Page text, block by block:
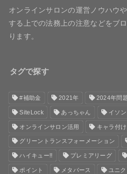
オンラインサロンの運営ノウハウ
する上での法務上の注意などをブ
ります。
タグで探す
#補助金 2021年 2024年問
SiteLock あっちゃん イソ
オンラインサロン活用 キャラ付け
グリーントランスフォーメーション
ハイキュー!! プレミアリーグ
ポイント メタバース ユニク